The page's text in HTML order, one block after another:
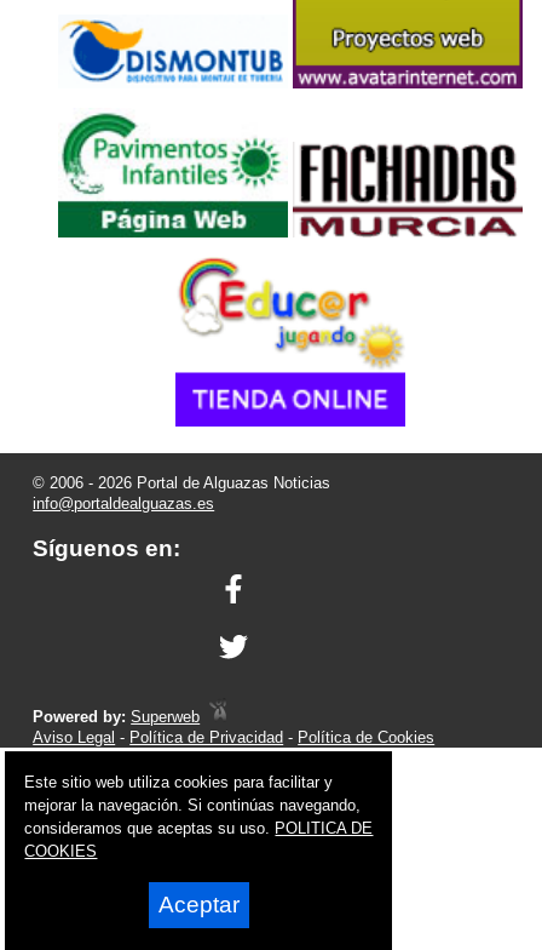
© 2006 - 2026 Portal de Alguazas Noticias
info@portaldealguazas.es
Síguenos en:
Powered by:Superweb
Aviso Legal - Política de Privacidad - Política de Cookies
Este sitio web utiliza cookies para facilitar y
mejorar la navegación. Si continúas navegando,
consideramos que aceptas su uso. POLITICA DE
COOKIES
Aceptar